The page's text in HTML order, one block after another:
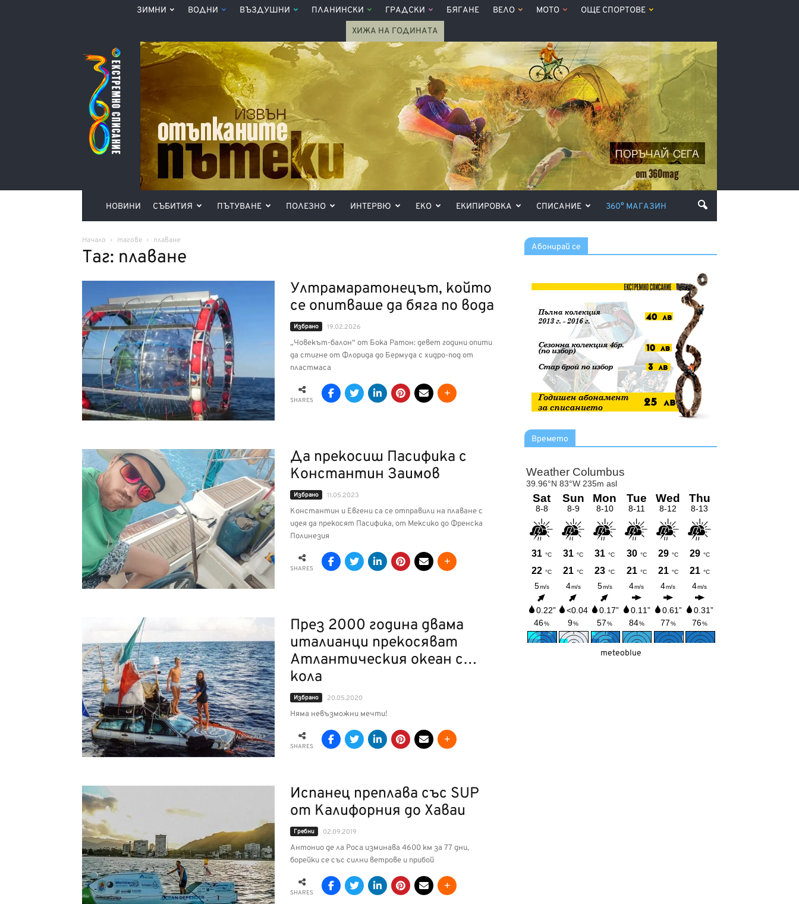
ЗИМНИ ВОДНИ ВЪЗДУШНИ ПЛАНИНСКИ ГРАДСКИ БЯГАНЕ ВЕЛО МОТО ОЩЕ СПОРТОВЕ
ХИЖА НА ГОДИНАТА
Списание
360°
НОВИНИ СЪБИТИЯ ПЪТУВАНЕ ПОЛЕЗНО ИНТЕРВЮ ЕКО ЕКИПИРОВКА СПИСАНИЕ 360° МАГАЗИН
Начало тагове плаване
Таг: плаване
Ултрамаратонецът, който
се опитваше да бяга по вода
Избрано 19.02.2026
„Човекът-балон“ от Бока Ратон: девет години опити
да стигне от Флорида до Бермуда с хидро-под от
пластмаса
SHARES
Да прекосиш Пасифика с
Константин Заимов
Избрано 11.05.2023
Константин и Евгени са се отправили на плаване с
идея да прекосят Пасифика, от Мексико до Френска
Полинезия
SHARES
През 2000 година двама
италианци прекосяват
Атлантическия океан с…
кола
Избрано 20.05.2020
Няма невъзможни мечти!
SHARES
Испанец преплава със SUP
от Калифорния до Хаваи
Гребни 02.09.2019
Антонио де ла Роса изминава 4600 км за 77 дни,
борейки се със силни ветрове и прибой
SHARES
Абонирай се
Времето
meteoblue